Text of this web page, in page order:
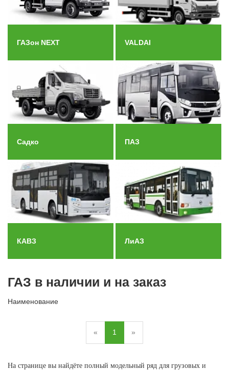
ГАЗон NEXT VALDAI
Садко ПАЗ
КАВЗ ЛиАЗ
ГАЗ в наличии и на заказ
Наименование
« 1 »
На странице вы найдёте полный модельный ряд для грузовых и